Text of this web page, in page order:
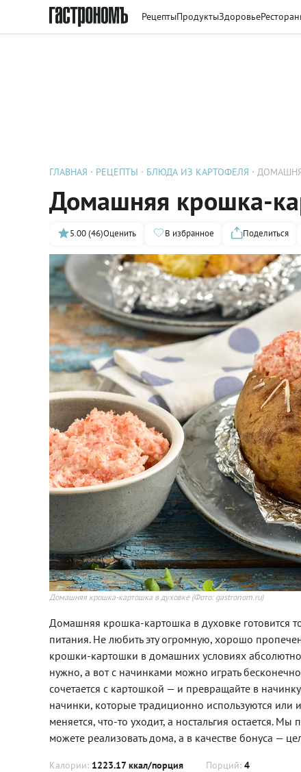
РецептыПродуктыЗдоровье
ГЛАВНАЯ РЕЦЕПТЫ БЛЮДА ИЗ КАРТОФЕЛЯ
Домашняя крошка-
5.00 (46)Оценить В избранное Поделиться
Домашняя крошка-картошка в духовке(Фото: gastronom.ru)
Домашняя крошка-картошка в духовке готовится
питания. Не любить эту огромную, хорошо
крошки-картошки в домашних условиях
нужно, а вот с начинками можно играть
сочетается с картошкой — и превращайте в
начинки, которые традиционно используются или
меняется, что-то уходит, а ностальгия остается.
можете реализовать дома, а в качестве бонуса —
Калории: 1223.17 ккал/порция Порций: 4